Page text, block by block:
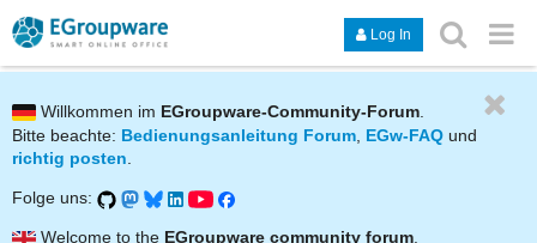
Log In
Willkommen im EGroupware-Community-Forum
Bitte beachte: Bedienungsanleitung Forum, EGw-FAQ und
richtig posten.
Folge uns:
Welcome to the EGroupware community forum.